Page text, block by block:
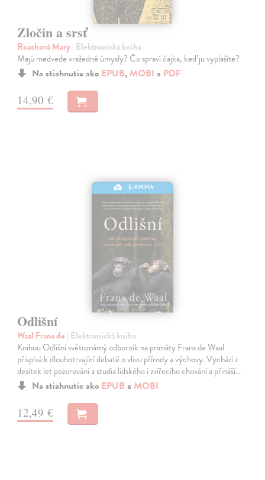
Zločin a srsť
Roachová Mary| Elektronická kniha
Majú medvede vražedné úmysly? Čo spraví čajka, keď ju vyplašíte?
Na stiahnutie ako EPUB, MOBI a PDF
14,90 €
E-KNIHA
Odlišní
Waal Frans de | Elektronická kniha
Knihou Odlišní světoznámý odborník na primáty Frans de Waal
přispívá k dlouhotrvající debatě o vlivu přírody a výchovy. Vychází z
desítek let pozorování a studia lidského i zvířecího chování a přináší…
Na stiahnutie ako EPUB a MOBI
12,49 €